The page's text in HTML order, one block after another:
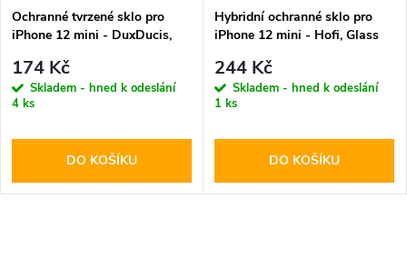
Ochranné tvrzené sklo pro
iPhone 12 mini - DuxDucis,
174 Kč
Skladem - hned k odeslání
4 ks
DO KOŠÍKU
Hybridní ochranné sklo pro
iPhone 12 mini - Hofi, Glass
244 Kč
Skladem - hned k odeslání
1 ks
DO KOŠÍKU